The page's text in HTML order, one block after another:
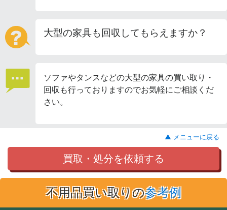
大型の家具も回収してもらえますか？
ソファやタンスなどの大型の家具の買い取り・
回収も行っておりますのでお気軽にご相談くだ
さい。
▲ メニューに戻る
買取・処分を依頼する
不用品買い取りの参考例